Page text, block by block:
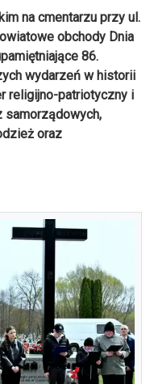
na cmentarzu przy ul.
obchody Dnia
86.
wydarzeń w historii
religijno-patriotyczny i
samorządowych,
oraz